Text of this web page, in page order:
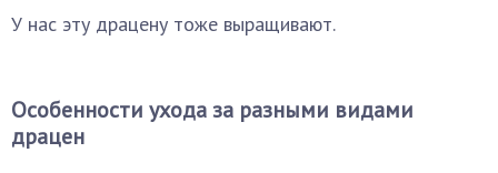
У нас эту драцену тоже выращивают.
Особенности ухода за разными видами
драцен